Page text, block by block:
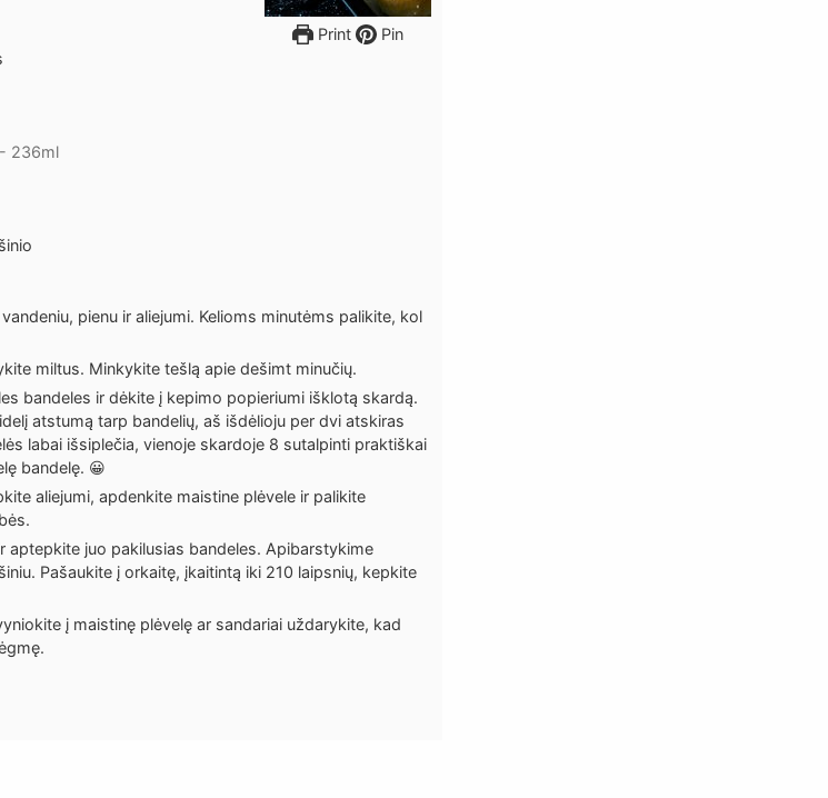
Print Pin
236ml
pienu ir aliejumi. Kelioms minutėms palikite, kol
miltus. Minkykite tešlą apie dešimt minučių.
bandeles ir dėkite į kepimo popieriumi išklotą skardą.
atstumą tarp bandelių, aš išdėlioju per dvi atskiras
labai išsiplečia, vienoje skardoje 8 sutalpinti praktiškai
bandelę. 😀
aliejumi, apdenkite maistine plėvele ir palikite
aptepkite juo pakilusias bandeles. Apibarstykime
Pašaukite į orkaitę, įkaitintą iki 210 laipsnių, kepkite
į maistinę plėvelę ar sandariai uždarykite, kad